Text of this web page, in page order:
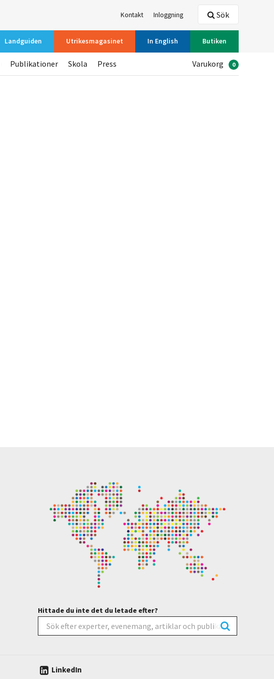
Kontakt Inloggning
Landguiden Utrikesmagasinet In English Butiken
Sök
Publikationer Skola Press Varukorg 0
Hittade du inte det du letade efter?
LinkedIn